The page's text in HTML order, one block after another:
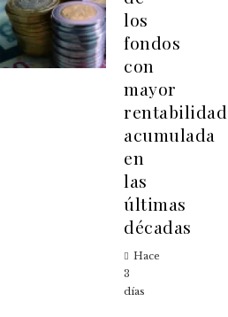
los
fondos
con
mayor
rentabilidad
acumulada
en
las
últimas
décadas
Hace
3
días